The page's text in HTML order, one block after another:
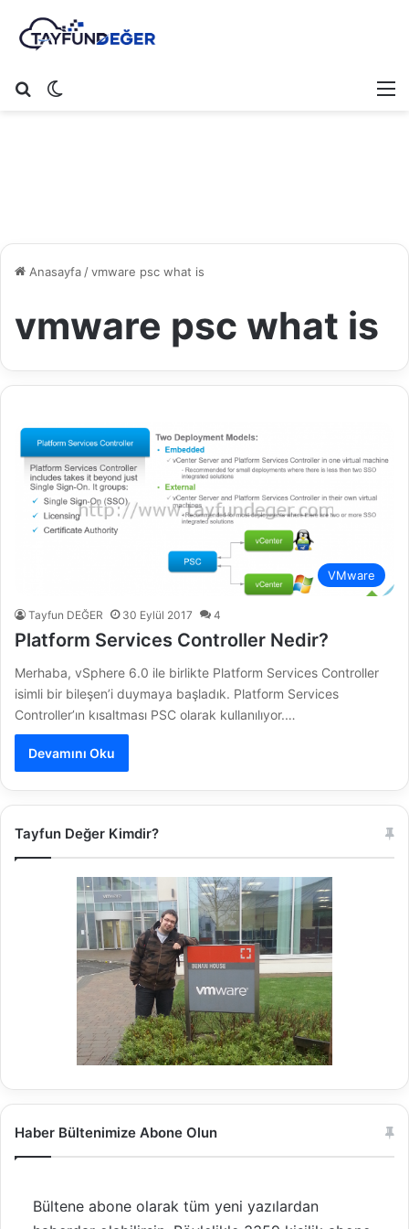
Arama yap ...
Anasayfa/vmware psc what is
vmware psc what is
VMware
Tayfun DEĞER 30 Eylül 2017 4
Platform Services Controller Nedir?
Merhaba, vSphere 6.0 ile birlikte Platform Services Controller
isimli bir bileşen’i duymaya başladık. Platform Services
Controller’ın kısaltması PSC olarak kullanılıyor.…
Devamını Oku
Tayfun Değer Kimdir?
Haber Bültenimize Abone Olun
Bültene abone olarak tüm yeni yazılardan